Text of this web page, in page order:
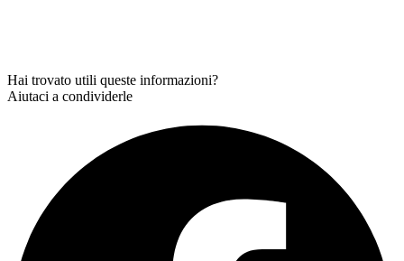
Hai trovato utili queste informazioni?
Aiutaci a condividerle